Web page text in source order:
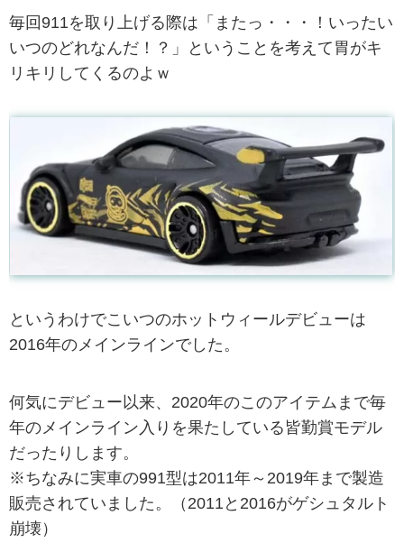
毎回911を取り上げる際は「またっ・・・！いったい
いつのどれなんだ！？」ということを考えて胃がキ
リキリしてくるのよｗ
というわけでこいつのホットウィールデビューは
2016年のメインラインでした。
何気にデビュー以来、2020年のこのアイテムまで毎
年のメインライン入りを果たしている皆勤賞モデル
だったりします。
※ちなみに実車の991型は2011年～2019年まで製造
販売されていました。（2011と2016がゲシュタルト
崩壊）